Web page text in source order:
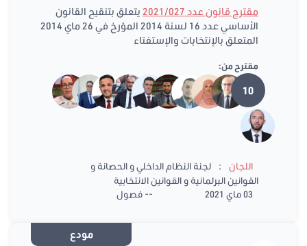
مقترح قانون عدد 2021/027
يتعلق بتنقيح القانون
الأساسي عدد 16 لسنة 2014 المؤرخ في 26 ماي 2014
المتعلق بالإنتخابات والإستفتاء
مقترح من:
10
اللجان :
لجنة النظام الداخلي و الحصانة و
القوانين البرلمانية و القوانين الانتخابية
03 ماي 2021
-- فصول
مودع